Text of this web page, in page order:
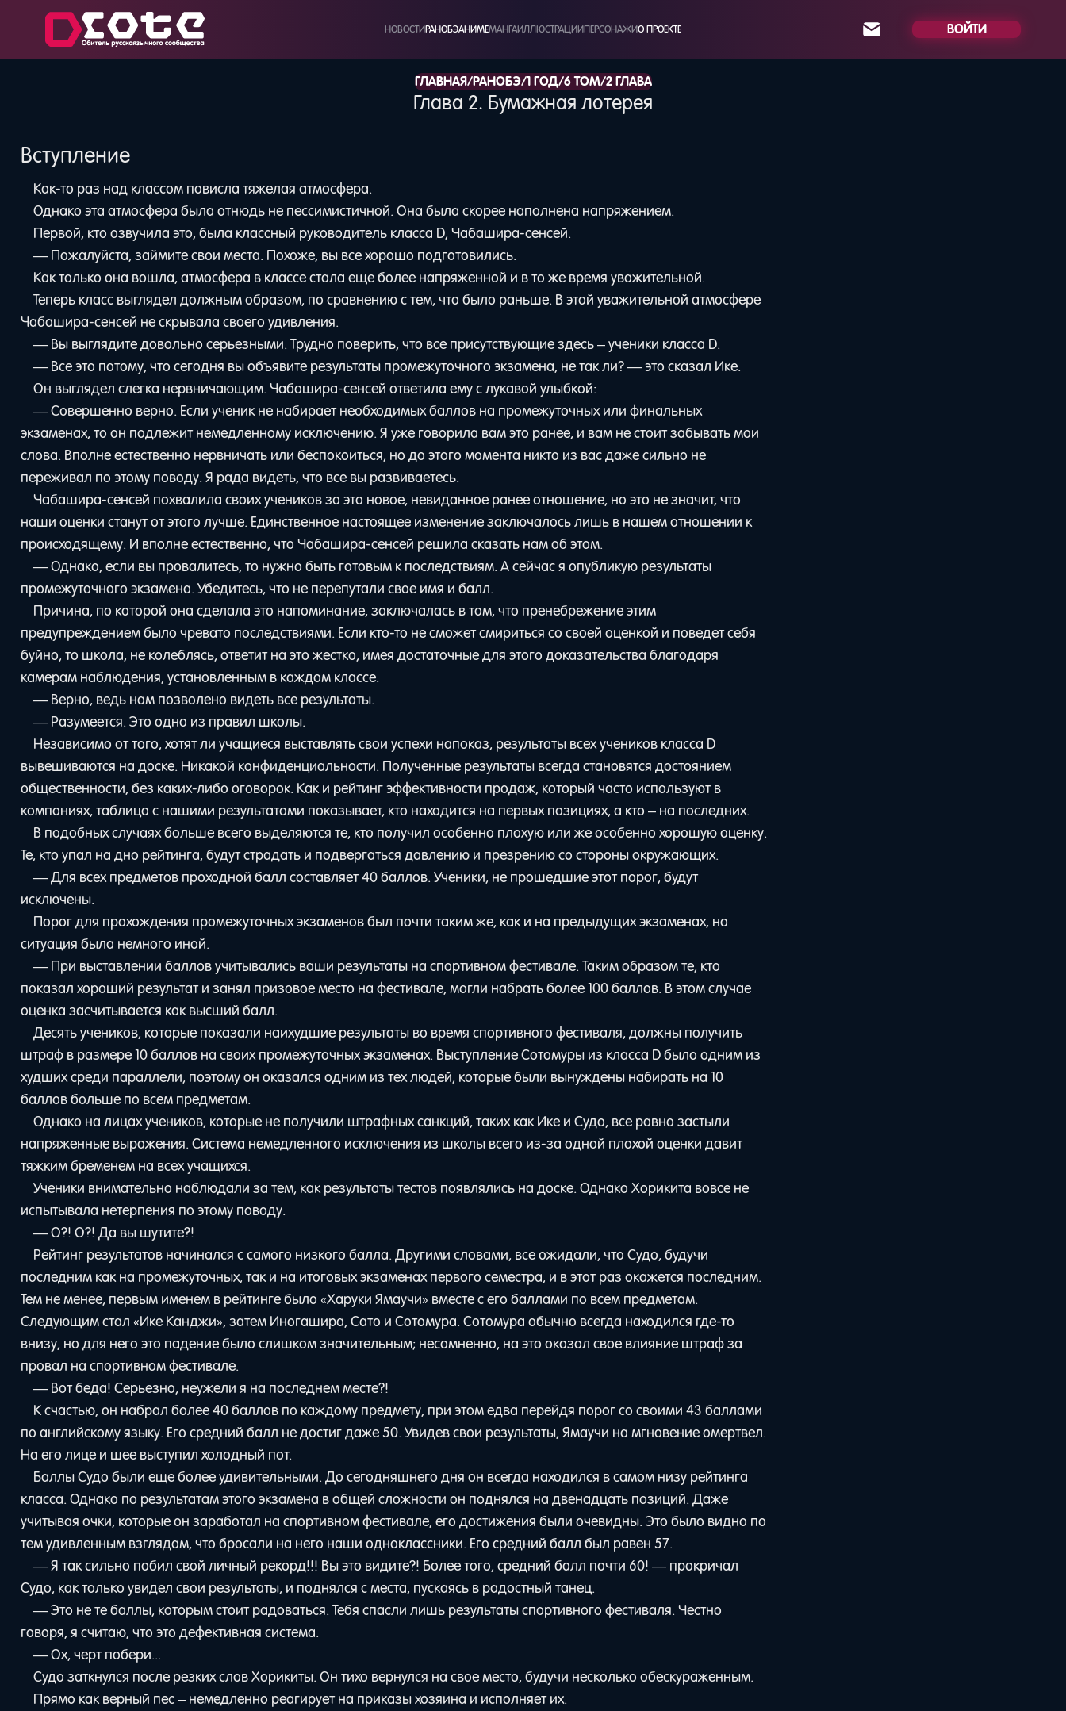
НОВОСТИРАНОБЭАНИМЕМАНГАИЛЛЮСТРАЦИИПЕРСОНАЖИО ПРОЕКТЕ ВОЙТИ
ГЛАВНАЯ/РАНОБЭ/1 ГОД/6 ТОМ/2 ГЛАВА
Глава 2. Бумажная лотерея
Вступление
Как-то раз над классом повисла тяжелая атмосфера.
Однако эта атмосфера была отнюдь не пессимистичной. Она была скорее наполнена напряжением.
Первой, кто озвучила это, была классный руководитель класса D, Чабашира-сенсей.
— Пожалуйста, займите свои места. Похоже, вы все хорошо подготовились.
Как только она вошла, атмосфера в классе стала еще более напряженной и в то же время уважительной.
Теперь класс выглядел должным образом, по сравнению с тем, что было раньше. В этой уважительной атмосфере
Чабашира-сенсей не скрывала своего удивления.
— Вы выглядите довольно серьезными. Трудно поверить, что все присутствующие здесь – ученики класса D.
— Все это потому, что сегодня вы объявите результаты промежуточного экзамена, не так ли? — это сказал Ике.
Он выглядел слегка нервничающим. Чабашира-сенсей ответила ему с лукавой улыбкой:
— Совершенно верно. Если ученик не набирает необходимых баллов на промежуточных или финальных
экзаменах, то он подлежит немедленному исключению. Я уже говорила вам это ранее, и вам не стоит забывать мои
слова. Вполне естественно нервничать или беспокоиться, но до этого момента никто из вас даже сильно не
переживал по этому поводу. Я рада видеть, что все вы развиваетесь.
Чабашира-сенсей похвалила своих учеников за это новое, невиданное ранее отношение, но это не значит, что
наши оценки станут от этого лучше. Единственное настоящее изменение заключалось лишь в нашем отношении к
происходящему. И вполне естественно, что Чабашира-сенсей решила сказать нам об этом.
— Однако, если вы провалитесь, то нужно быть готовым к последствиям. А сейчас я опубликую результаты
промежуточного экзамена. Убедитесь, что не перепутали свое имя и балл.
Причина, по которой она сделала это напоминание, заключалась в том, что пренебрежение этим
предупреждением было чревато последствиями. Если кто-то не сможет смириться со своей оценкой и поведет себя
буйно, то школа, не колеблясь, ответит на это жестко, имея достаточные для этого доказательства благодаря
камерам наблюдения, установленным в каждом классе.
— Верно, ведь нам позволено видеть все результаты.
— Разумеется. Это одно из правил школы.
Независимо от того, хотят ли учащиеся выставлять свои успехи напоказ, результаты всех учеников класса D
вывешиваются на доске. Никакой конфиденциальности. Полученные результаты всегда становятся достоянием
общественности, без каких-либо оговорок. Как и рейтинг эффективности продаж, который часто используют в
компаниях, таблица с нашими результатами показывает, кто находится на первых позициях, а кто – на последних.
В подобных случаях больше всего выделяются те, кто получил особенно плохую или же особенно хорошую оценку.
Те, кто упал на дно рейтинга, будут страдать и подвергаться давлению и презрению со стороны окружающих.
— Для всех предметов проходной балл составляет 40 баллов. Ученики, не прошедшие этот порог, будут
исключены.
Порог для прохождения промежуточных экзаменов был почти таким же, как и на предыдущих экзаменах, но
ситуация была немного иной.
— При выставлении баллов учитывались ваши результаты на спортивном фестивале. Таким образом те, кто
показал хороший результат и занял призовое место на фестивале, могли набрать более 100 баллов. В этом случае
оценка засчитывается как высший балл.
Десять учеников, которые показали наихудшие результаты во время спортивного фестиваля, должны получить
штраф в размере 10 баллов на своих промежуточных экзаменах. Выступление Сотомуры из класса D было одним из
худших среди параллели, поэтому он оказался одним из тех людей, которые были вынуждены набирать на 10
баллов больше по всем предметам.
Однако на лицах учеников, которые не получили штрафных санкций, таких как Ике и Судо, все равно застыли
напряженные выражения. Система немедленного исключения из школы всего из-за одной плохой оценки давит
тяжким бременем на всех учащихся.
Ученики внимательно наблюдали за тем, как результаты тестов появлялись на доске. Однако Хорикита вовсе не
испытывала нетерпения по этому поводу.
— О?! О?! Да вы шутите?!
Рейтинг результатов начинался с самого низкого балла. Другими словами, все ожидали, что Судо, будучи
последним как на промежуточных, так и на итоговых экзаменах первого семестра, и в этот раз окажется последним.
Тем не менее, первым именем в рейтинге было «Харуки Ямаучи» вместе с его баллами по всем предметам.
Следующим стал «Ике Канджи», затем Иногашира, Сато и Сотомура. Сотомура обычно всегда находился где-то
внизу, но для него это падение было слишком значительным; несомненно, на это оказал свое влияние штраф за
провал на спортивном фестивале.
— Вот беда! Серьезно, неужели я на последнем месте?!
К счастью, он набрал более 40 баллов по каждому предмету, при этом едва перейдя порог со своими 43 баллами
по английскому языку. Его средний балл не достиг даже 50. Увидев свои результаты, Ямаучи на мгновение омертвел.
На его лице и шее выступил холодный пот.
Баллы Судо были еще более удивительными. До сегодняшнего дня он всегда находился в самом низу рейтинга
класса. Однако по результатам этого экзамена в общей сложности он поднялся на двенадцать позиций. Даже
учитывая очки, которые он заработал на спортивном фестивале, его достижения были очевидны. Это было видно по
тем удивленным взглядам, что бросали на него наши одноклассники. Его средний балл был равен 57.
— Я так сильно побил свой личный рекорд!!! Вы это видите?! Более того, средний балл почти 60! — прокричал
Судо, как только увидел свои результаты, и поднялся с места, пускаясь в радостный танец.
— Это не те баллы, которым стоит радоваться. Тебя спасли лишь результаты спортивного фестиваля. Честно
говоря, я считаю, что это дефективная система.
— Ох, черт побери...
Судо заткнулся после резких слов Хорикиты. Он тихо вернулся на свое место, будучи несколько обескураженным.
Прямо как верный пес ­– немедленно реагирует на приказы хозяина и исполняет их.